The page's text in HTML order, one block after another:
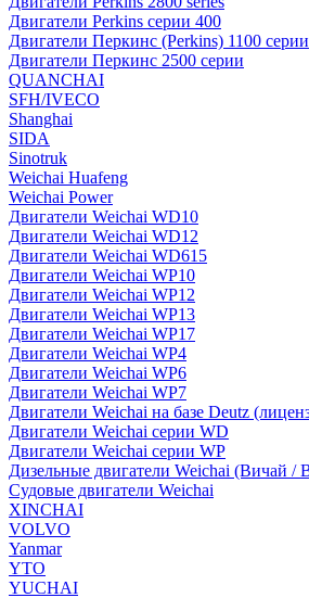
Двигатели Perkins серии 400
Двигатели Перкинс (Perkins) 1100 серии
Двигатели Перкинс 2500 серии
QUANCHAI
SFH/IVECO
Shanghai
SIDA
Sinotruk
Weichai Huafeng
Weichai Power
Двигатели Weichai WD10
Двигатели Weichai WD12
Двигатели Weichai WD615
Двигатели Weichai WP10
Двигатели Weichai WP12
Двигатели Weichai WP13
Двигатели Weichai WP17
Двигатели Weichai WP4
Двигатели Weichai WP6
Двигатели Weichai WP7
Двигатели Weichai на базе Deutz
Двигатели Weichai серии WD
Двигатели Weichai серии WP
Дизельные двигатели Weichai (Вичай /
Судовые двигатели Weichai
XINCHAI
VOLVO
Yanmar
YTO
YUCHAI